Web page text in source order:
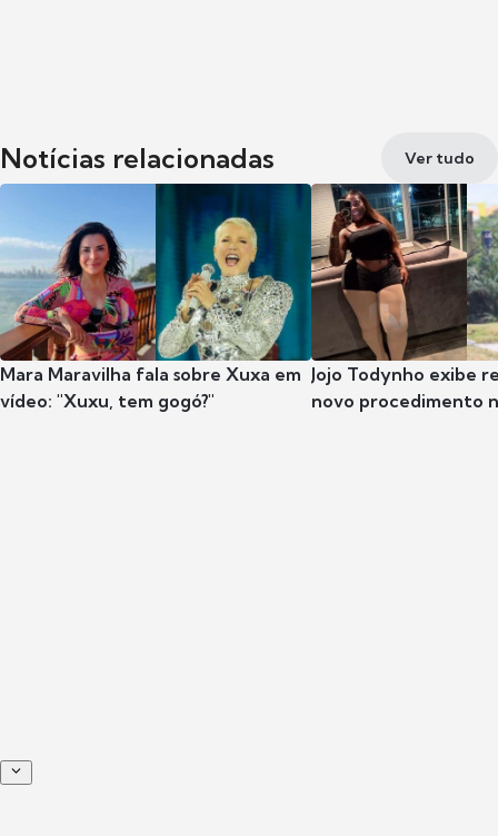
Notícias relacionadas Ver tudo
Mara Maravilha fala sobre Xuxa em
vídeo: "Xuxu, tem gogó?"
Jojo Todynho exibe
novo procedimento